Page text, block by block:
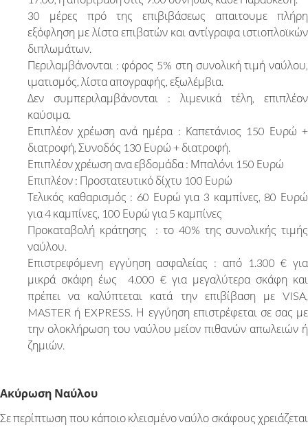
30 μέρες πρό της επιβιβάσεως απαιτουμε πλήρη
εξόφληση με λίστα επιβατών και αντίγραφα ιστιοπλοϊκών
διπλωμάτων.
Περιλαμβάνονται : φόρος 5% στη συνολική τιμή ναύλου,
ιματισμός, λίστα απογραφής, εξωλέμβια.
Δεν συμπεριλαμβάνονται : λιμενικά τέλη, επιπλέον
καύσιμα.
Επιπλέον χρέωση ανά ημέρα : Καπετάνιος 150 Ευρώ +
διατροφή, Συνοδός 130 Ευρώ + διατροφή.
Επιπλέον χρέωση ανα εβδομάδα : Μπαλόνι 150 Ευρώ
Επιπλέον : Προστατευτικό δίχτυ 100 Ευρώ
Τελικός καθαρισμός : 60 Ευρώ για 3 καμπίνες, 80 Ευρώ
για 4 καμπίνες, 100 Ευρώ για 5 καμπίνες
Προκαταβολή κράτησης : το 40% της συνολικής τιμής
ναύλου.
Επιστρεφόμενη εγγύηση ασφαλείας : από 1.300 € για
μικρά σκάφη έως 4.000 € για μεγαλύτερα σκάφη και
πρέπει να καλύπτεται κατά την επιβίβαση με VISA,
MASTER ή EXPRESS. Η εγγύηση επιστρέφεται σε σας με
την ολοκλήρωση του ναύλου μείον πιθανών απωλειών ή
ζημιών.
Ακύρωση Ναύλου
Σε περίπτωση που κάποιο κλεισμένο ναύλο σκάφους χρειάζεται